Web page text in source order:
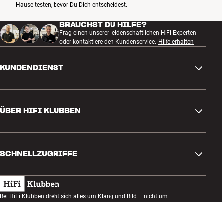
Hause testen, bevor Du Dich entscheidest.
BRAUCHST DU HILFE?
Frag einen unserer leidenschaftlichen HiFi-Experten
oder kontaktiere den Kundenservice. Hilfe erhalten
KUNDENDIENST
Rückgabe und Reklamation
Bestellung widerrufen
AGB
ÜBER HIFI KLUBBEN
Kundenklub
Abend zum Zuhören
SCHNELLZUGRIFFE
Geschenkkarte
Bei HiFi Klubben dreht sich alles um Klang und Bild – nicht um